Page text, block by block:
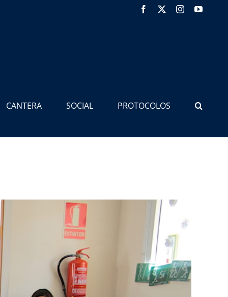
Facebook Instagram
CANTERA SOCIAL PROTOCOLOS